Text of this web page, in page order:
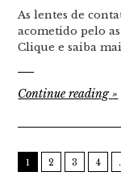
As lentes de
acometido pelo
Clique e saiba
Continue reading»
1 2 3 4